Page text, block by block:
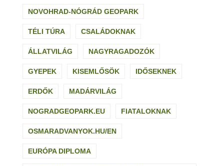
NOVOHRAD-NÓGRÁD GEOPARK
TÉLI TÚRA CSALÁDOKNAK
ÁLLATVILÁG NAGYRAGADOZÓK
GYEPEK KISEMLŐSÖK IDŐSEKNEK
ERDŐK MADÁRVILÁG
NOGRADGEOPARK.EU FIATALOKNAK
OSMARADVANYOK.HU/EN
EURÓPA DIPLOMA